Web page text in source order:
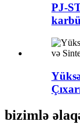
PJ-
bizimlə